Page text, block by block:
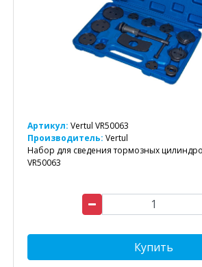
Артикул: Vertul VR50063
Производитель: Vertul
Набор для сведения тормозных
VR50063
Купить